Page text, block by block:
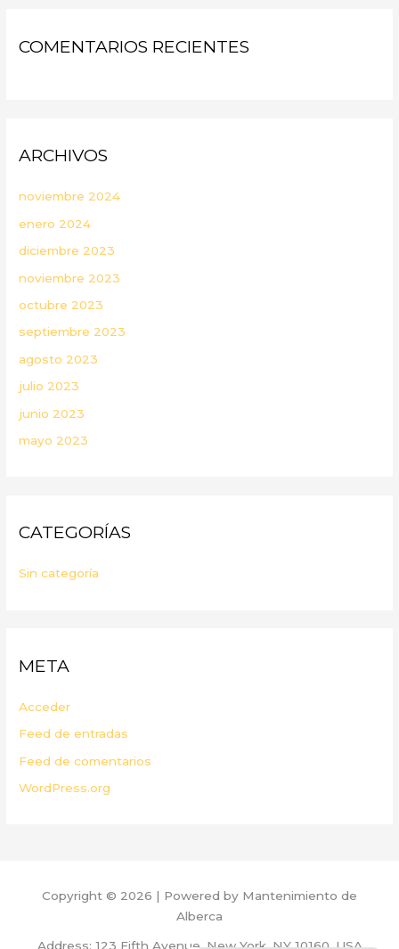
COMENTARIOS RECIENTES
ARCHIVOS
noviembre 2024
enero 2024
diciembre 2023
noviembre 2023
octubre 2023
septiembre 2023
agosto 2023
julio 2023
junio 2023
mayo 2023
CATEGORÍAS
Sin categoría
META
Acceder
Feed de entradas
Feed de comentarios
WordPress.org
Copyright © 2026 | Powered by Mantenimiento de
Alberca
Address: 123 Fifth Avenue, New York, NY 10160, USA